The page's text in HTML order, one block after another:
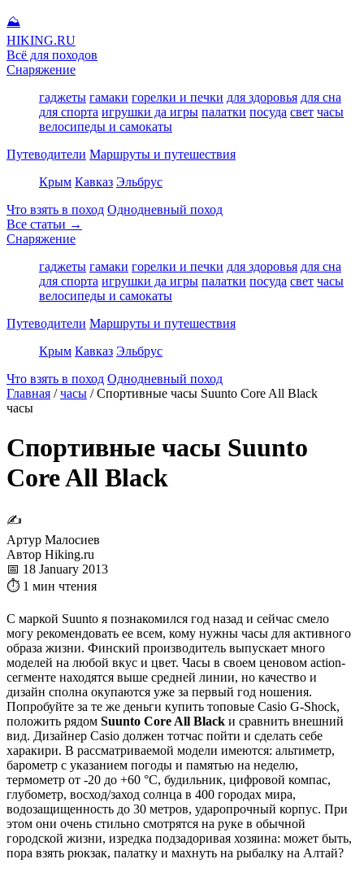
⛰
HIKING.RU
Всё для походов
Снаряжение
гаджеты гамаки горелки и печки для здоровья для сна
для спорта игрушки да игры палатки посуда свет часы
велосипеды и самокаты
Путеводители Маршруты и путешествия
Крым Кавказ Эльбрус
Что взять в поход Однодневный поход
Все статьи →
Снаряжение
гаджеты гамаки горелки и печки для здоровья для сна
для спорта игрушки да игры палатки посуда свет часы
велосипеды и самокаты
Путеводители Маршруты и путешествия
Крым Кавказ Эльбрус
Что взять в поход Однодневный поход
Главная / часы / Спортивные часы Suunto Core All Black
часы
Спортивные часы Suunto
Core All Black
✍
Артур Малосиев
Автор Hiking.ru
📅 18 January 2013
⏱ 1 мин чтения
С маркой Suunto я познакомился год назад и сейчас смело
могу рекомендовать ее всем, кому нужны часы для активного
образа жизни. Финский производитель выпускает много
моделей на любой вкус и цвет. Часы в своем ценовом action-
сегменте находятся выше средней линии, но качество и
дизайн сполна окупаются уже за первый год ношения.
Попробуйте за те же деньги купить топовые Casio G-Shock,
положить рядом Suunto Core All Black и сравнить внешний
вид. Дизайнер Casio должен тотчас пойти и сделать себе
харакири. В рассматриваемой модели имеются: альтиметр,
барометр с указанием погоды и памятью на неделю,
термометр от -20 до +60 °C, будильник, цифровой компас,
глубометр, восход/заход солнца в 400 городах мира,
водозащищенность до 30 метров, ударопрочный корпус. При
этом они очень стильно смотрятся на руке в обычной
городской жизни, изредка подзадоривая хозяина: может быть,
пора взять рюкзак, палатку и махнуть на рыбалку на Алтай?